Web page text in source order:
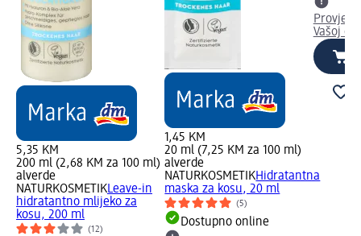
5,35 KM
200 ml (2,68 KM za 100 ml)
alverde
NATURKOSMETIKLeave-in
hidratantno mlijeko za
kosu, 200 ml
(12)
1,45 KM
20 ml (7,25 KM za 100 ml)
alverde
NATURKOSMETIKHidratantna
maska za kosu, 20 ml
(5)
Dostupno online
Vašoj